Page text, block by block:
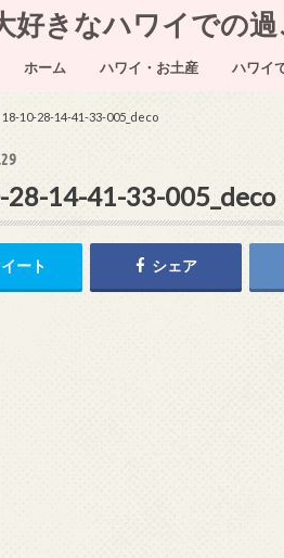
好きなハワイでの
ホーム ハワイ・お土産 ハワイ
18-10-28-14-41-33-005_deco
28-14-41-33-005_deco
ート シェア